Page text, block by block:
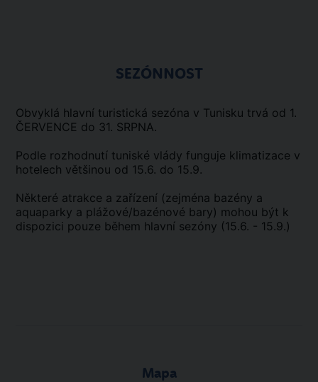
SEZÓNNOST
Obvyklá hlavní turistická sezóna v Tunisku trvá od 1.
ČERVENCE do 31. SRPNA.
Podle rozhodnutí tuniské vlády funguje klimatizace v
hotelech většinou od 15.6. do 15.9.
Některé atrakce a zařízení (zejména bazény a
aquaparky a plážové/bazénové bary) mohou být k
dispozici pouze během hlavní sezóny (15.6. - 15.9.)
Mapa